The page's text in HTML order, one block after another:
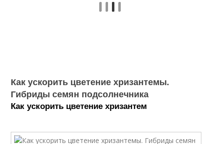
Как ускорить цветение хризантемы.
Гибриды семян подсолнечника
Как ускорить цветение хризантем